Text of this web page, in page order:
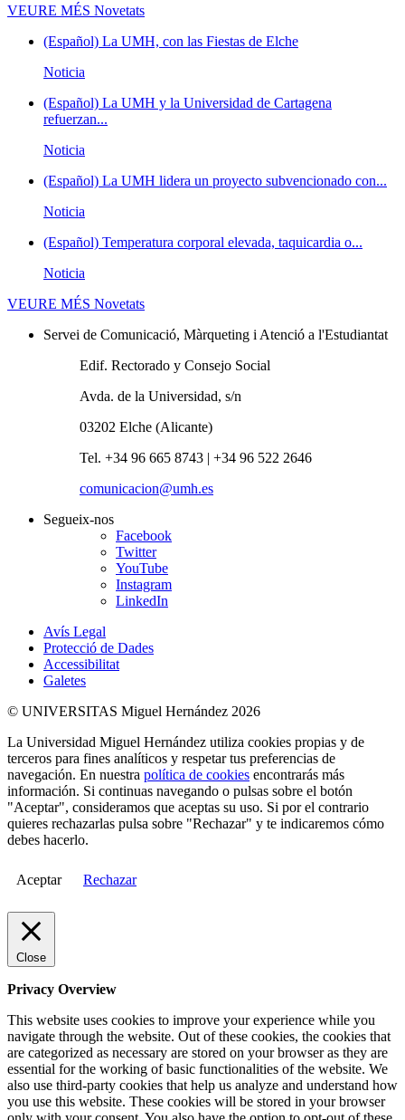
VEURE MÉS Novetats
(Español) La UMH, con las Fiestas de Elche
Noticia
(Español) La UMH y la Universidad de Cartagena
refuerzan...
Noticia
(Español) La UMH lidera un proyecto subvencionado con...
Noticia
(Español) Temperatura corporal elevada, taquicardia o...
Noticia
VEURE MÉS Novetats
Servei de Comunicació, Màrqueting i Atenció a l'Estudiantat
Edif. Rectorado y Consejo Social
Avda. de la Universidad, s/n
03202 Elche (Alicante)
Tel. +34 96 665 8743 | +34 96 522 2646
comunicacion@umh.es
Segueix-nos
Facebook
Twitter
YouTube
Instagram
LinkedIn
Avís Legal
Protecció de Dades
Accessibilitat
Galetes
© UNIVERSITAS Miguel Hernández 2026
La Universidad Miguel Hernández utiliza cookies propias y de
terceros para fines analíticos y respetar tus preferencias de
navegación. En nuestra política de cookies encontrarás más
información. Si continuas navegando o pulsas sobre el botón
"Aceptar", consideramos que aceptas su uso. Si por el contrario
quieres rechazarlas pulsa sobre "Rechazar" y te indicaremos cómo
debes hacerlo.
Aceptar Rechazar
Close
Privacy Overview
This website uses cookies to improve your experience while you
navigate through the website. Out of these cookies, the cookies that
are categorized as necessary are stored on your browser as they are
essential for the working of basic functionalities of the website. We
also use third-party cookies that help us analyze and understand how
you use this website. These cookies will be stored in your browser